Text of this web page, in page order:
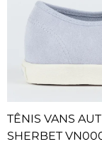
TÊNIS VANS
SHERBET